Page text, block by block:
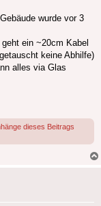
wurde vor 3
ein ~20cm Kabel
keine Abhilfe)
alles via Glas
dieses Beitrags